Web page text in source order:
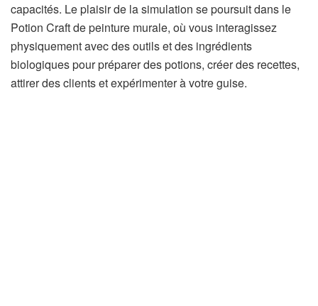
capacités. Le plaisir de la simulation se poursuit dans le
Potion Craft de peinture murale, où vous interagissez
physiquement avec des outils et des ingrédients
biologiques pour préparer des potions, créer des recettes,
attirer des clients et expérimenter à votre guise.